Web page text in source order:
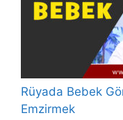
Rüyada Bebek
Emzirmek